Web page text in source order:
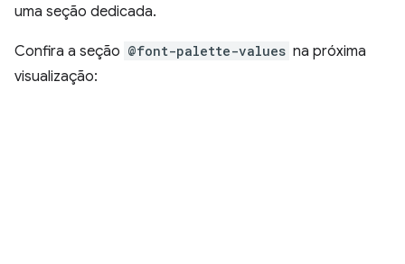
uma seção dedicada.
Confira a seção @font-palette-values na próxima
visualização: